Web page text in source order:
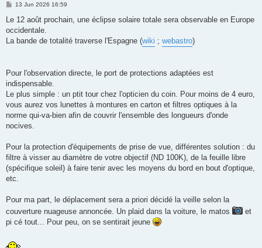
P
s
13 Jun 2026 16:59
Le 12 août prochain, une éclipse solaire totale sera observable en Europe
occidentale.
La bande de totalité traverse l'Espagne (wiki ; webastro)
Pour l'observation directe, le port de protections adaptées est
indispensable.
Le plus simple : un ptit tour chez l'opticien du coin. Pour moins de 4 euro,
vous aurez vos lunettes à montures en carton et filtres optiques à la
norme qui-va-bien afin de couvrir l'ensemble des longueurs d'onde
nocives.
Pour la protection d'équipements de prise de vue, différentes solution : du
filtre à visser au diamètre de votre objectif (ND 100K), de la feuille libre
(spécifique soleil) à faire tenir avec les moyens du bord en bout d'optique,
etc.
Pour ma part, le déplacement sera a priori décidé la veille selon la
couverture nuageuse annoncée. Un plaid dans la voiture, le matos
et
pi cé tout... Pour peu, on se sentirait jeune